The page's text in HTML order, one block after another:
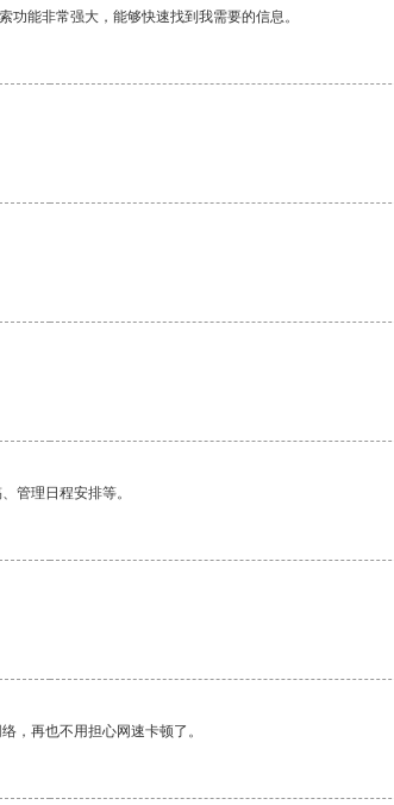
能非常强大，能够快速找到我需要的信息。
管理日程安排等。
，再也不用担心网速卡顿了。